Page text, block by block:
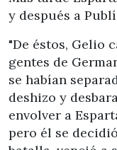
y después a
"De éstos, Gelio
gentes de
se habían
deshizo y
envolver a
pero él se